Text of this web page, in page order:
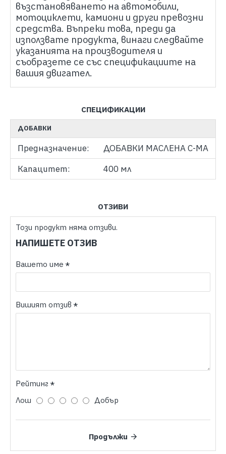
възстановяването на автомобили,
мотоциклети, камиони и други превозни
средства. Въпреки това, преди да
използвате продукта, винаги следвайте
указанията на производителя и
съобразете се със спецификациите на
вашия двигател.
СПЕЦИФИКАЦИИ
ДОБАВКИ
Предназначение:
ДОБАВКИ МАСЛЕНА С-МА
Капацитет:
400 мл
ОТЗИВИ
Този продукт няма отзиви.
НАПИШЕТЕ ОТЗИВ
Вашето име
Вишият отзив
Рейтинг
Лош
Добър
Продължи